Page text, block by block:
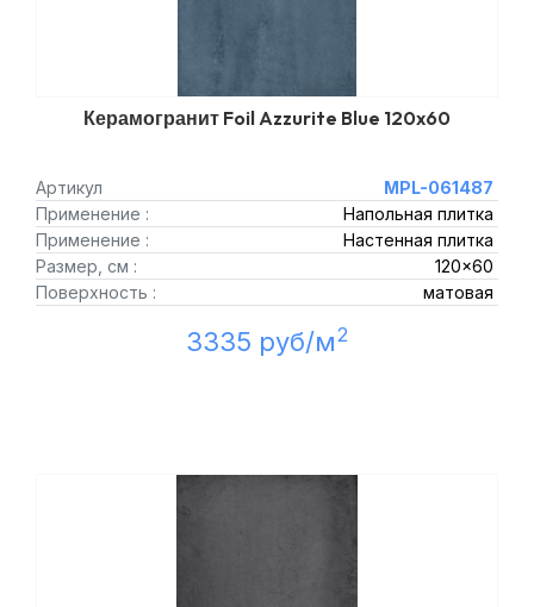
Керамогранит Foil Azzurite Blue 120x60
Артикул
MPL-061487
Применение :
Напольная плитка
Применение :
Настенная плитка
Размер, см :
120x60
Поверхность :
матовая
3335 руб/м2